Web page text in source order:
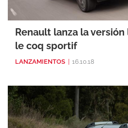
Renault lanza la
le coq sportif
LANZAMIENTOS 16.10.18